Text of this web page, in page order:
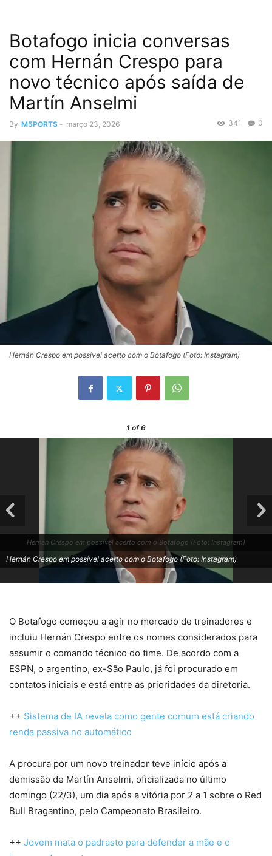
Botafogo inicia conversas
com Hernán Crespo para
novo técnico após saída de
Martín Anselmi
By M5PORTS - março 23, 2026 0
341
Hernán Crespo em possível acerto com o Botafogo (Foto: Instagram)
1 of 6
Hernán Crespo em possível acerto com o Botafogo (Foto: Instagram)
Hernán Crespo em possível acerto com o Botafogo (Foto: Instagram)
O Botafogo começou a agir no mercado de treinadores e
incluiu Hernán Crespo entre os nomes considerados para
assumir o comando técnico do time. De acordo com a
ESPN, o argentino, ex-São Paulo, já foi procurado em
contatos iniciais e está entre as prioridades da diretoria.
++ Sistema de IA revela como gente comum está criando
renda passiva no automático
A procura por um novo treinador teve início após a
demissão de Martín Anselmi, oficializada no último
domingo (22/3), um dia após a vitória por 2 a 1 sobre o Red
Bull Bragantino, pelo Campeonato Brasileiro.
++ Jovem mata o padrasto para defender a mãe e o